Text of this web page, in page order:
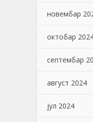
новембар
октобар
септембар
август 2024
јул 2024